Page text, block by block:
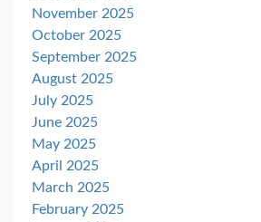
November 2025
October 2025
September 2025
August 2025
July 2025
June 2025
May 2025
April 2025
March 2025
February 2025